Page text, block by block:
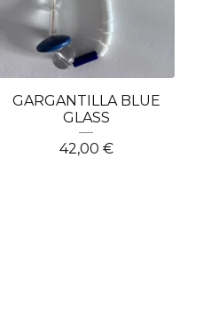
GARGANTILLA BLUE
GLASS
42,00 €